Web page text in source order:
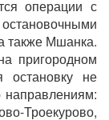
операции с
также Мшанка.
пригородном
остановку не
Троекурово,